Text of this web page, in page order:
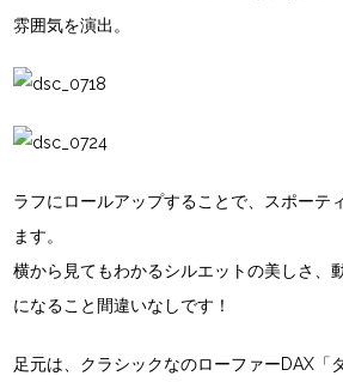
雰囲気を演出。
ラフにロールアップすることで、スポーテ
ます。
横から見てもわかるシルエットの美しさ、
になること間違いなしです！
足元は、クラシックなのローファーDAX「